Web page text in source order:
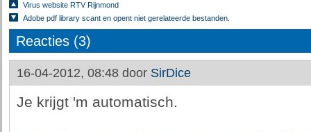
Virus website RTV Rijnmond
Adobe pdf library scant en opent niet gerelateerde bestanden.
Reacties (3)
16-04-2012, 08:48 door SirDice
Je krijgt 'm automatisch.